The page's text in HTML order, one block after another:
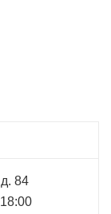
84